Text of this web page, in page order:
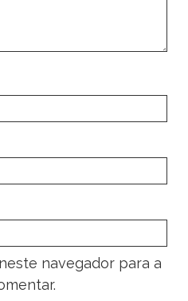
navegador para a